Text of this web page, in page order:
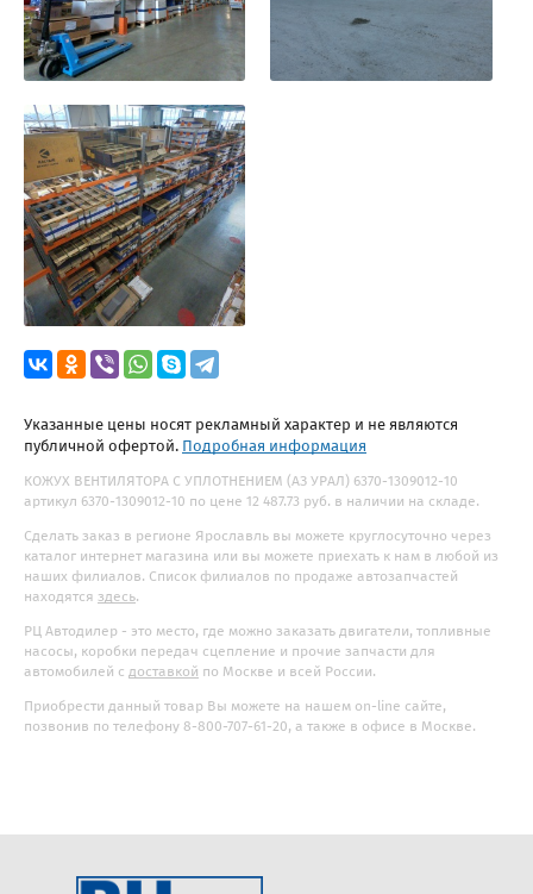
Указанные цены носят рекламный характер и не являются
публичной офертой. Подробная информация
КОЖУХ ВЕНТИЛЯТОРА С УПЛОТНЕНИЕМ (АЗ УРАЛ) 6370-1309012-10
артикул 6370-1309012-10 по цене 12 487.73 руб. в наличии на складе.
Сделать заказ в регионе Ярославль вы можете круглосуточно через
каталог интернет магазина или вы можете приехать к нам в любой из
наших филиалов. Список филиалов по продаже автозапчастей
находятся здесь.
РЦ Автодилер - это место, где можно заказать двигатели, топливные
насосы, коробки передач сцепление и прочие запчасти для
автомобилей с доставкой по Москве и всей России.
Приобрести данный товар Вы можете на нашем on-line сайте,
позвонив по телефону 8-800-707-61-20, а также в офисе в Москве.